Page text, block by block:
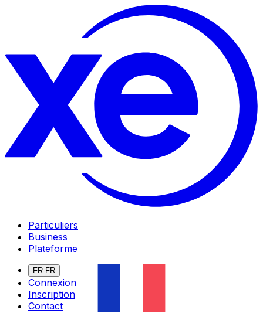
Particuliers
Business
Plateforme
FR-FR
Connexion
Inscription
Contact